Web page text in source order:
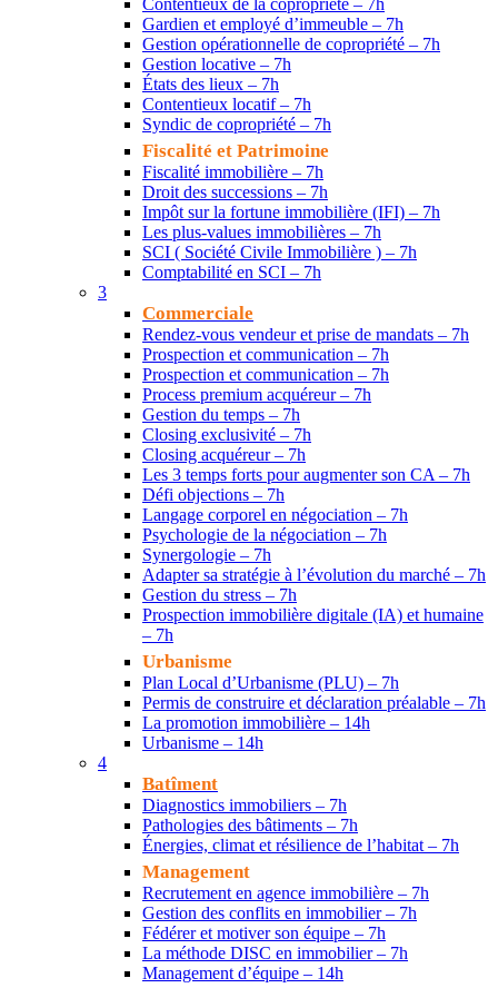
Contentieux de la copropriété – 7h
Gardien et employé d’immeuble – 7h
Gestion opérationnelle de copropriété – 7h
Gestion locative – 7h
États des lieux – 7h
Contentieux locatif – 7h
Syndic de copropriété – 7h
Fiscalité et Patrimoine
Fiscalité immobilière – 7h
Droit des successions – 7h
Impôt sur la fortune immobilière (IFI) – 7h
Les plus-values immobilières – 7h
SCI ( Société Civile Immobilière ) – 7h
Comptabilité en SCI – 7h
3
Commerciale
Rendez-vous vendeur et prise de mandats – 7h
Prospection et communication – 7h
Prospection et communication – 7h
Process premium acquéreur – 7h
Gestion du temps – 7h
Closing exclusivité – 7h
Closing acquéreur – 7h
Les 3 temps forts pour augmenter son CA – 7h
Défi objections – 7h
Langage corporel en négociation – 7h
Psychologie de la négociation – 7h
Synergologie – 7h
Adapter sa stratégie à l’évolution du marché – 7h
Gestion du stress – 7h
Prospection immobilière digitale (IA) et humaine
– 7h
Urbanisme
Plan Local d’Urbanisme (PLU) – 7h
Permis de construire et déclaration préalable – 7h
La promotion immobilière – 14h
Urbanisme – 14h
4
Batîment
Diagnostics immobiliers – 7h
Pathologies des bâtiments – 7h
Énergies, climat et résilience de l’habitat – 7h
Management
Recrutement en agence immobilière – 7h
Gestion des conflits en immobilier – 7h
Fédérer et motiver son équipe – 7h
La méthode DISC en immobilier – 7h
Management d’équipe – 14h